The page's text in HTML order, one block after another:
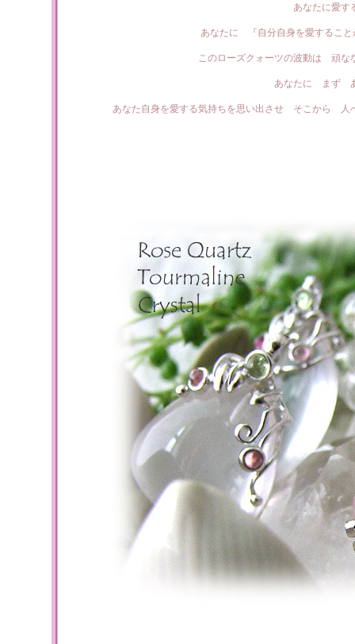
あなたに愛す
あなたに 『自分自身を愛すること
このローズクォーツの波動は 頑
あなたに まず あ
あなた自身を愛する気持ちを思い出させ そこから